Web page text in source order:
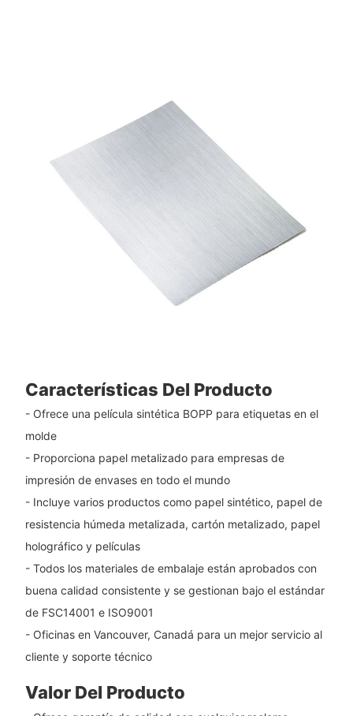
Características Del Producto
- Ofrece una película sintética BOPP para etiquetas en el
molde
- Proporciona papel metalizado para empresas de
impresión de envases en todo el mundo
- Incluye varios productos como papel sintético, papel de
resistencia húmeda metalizada, cartón metalizado, papel
holográfico y películas
- Todos los materiales de embalaje están aprobados con
buena calidad consistente y se gestionan bajo el estándar
de FSC14001 e ISO9001
- Oficinas en Vancouver, Canadá para un mejor servicio al
cliente y soporte técnico
Valor Del Producto